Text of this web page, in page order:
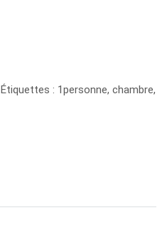
Étiquettes : 1personne, chambre,